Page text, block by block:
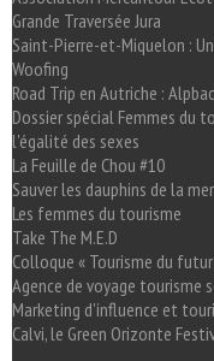
Grande Traversée Jura
Saint-Pierre-et-Miquelon :
Woofing
Road Trip en Autriche :
Dossier spécial Femmes du
l'égalité des sexes
La Feuille de Chou #10
Sauver les dauphins de la
Les femmes du tourisme
Take The M.E.D
Colloque « Tourisme du
Agence de voyage tourisme
Marketing d'influence et
Calvi, le Green Orizonte